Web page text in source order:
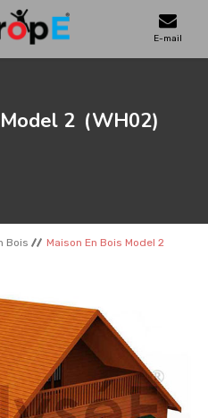
E-mail
2 (WH02)
Bois Maison En Bois Model 2